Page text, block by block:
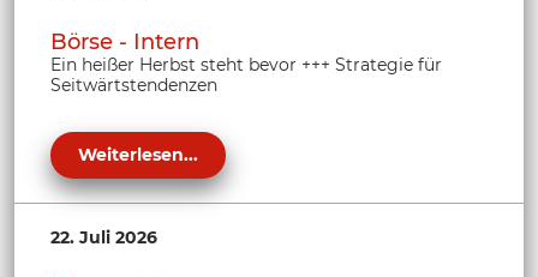
Börse - Intern
Ein heißer Herbst steht bevor +++ Strategie für
Seitwärtstendenzen
Weiterlesen...
22. Juli 2026